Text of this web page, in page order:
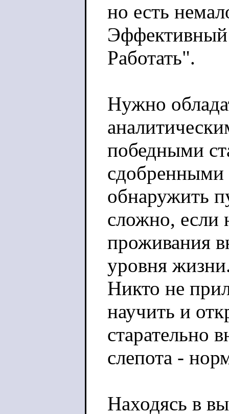
но есть
Работать".
Нужно
победными
сдобренными
обнаружить
сложно, если
проживания
уровня
Никто не
научить и
старательно
слепота -
Находясь в